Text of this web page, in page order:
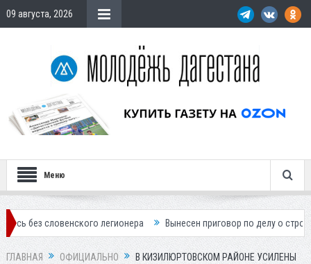
09 августа, 2026
Меню
легионера Вынесен приговор по делу о строительстве
ГЛАВНАЯ ОФИЦИАЛЬНО
В КИЗИЛЮРТОВСКОМ РАЙОНЕ УСИЛЕНЫ